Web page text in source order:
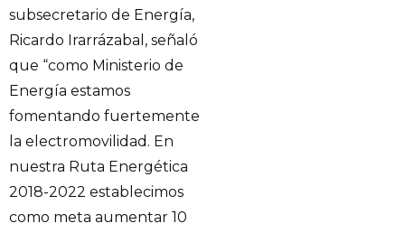
subsecretario de Energía,
Ricardo Irarrázabal, señaló
que “como Ministerio de
Energía estamos
fomentando fuertemente
la electromovilidad. En
nuestra Ruta Energética
2018-2022 establecimos
como meta aumentar 10